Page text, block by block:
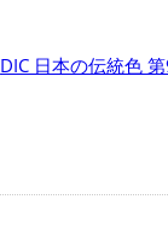
DIC 日本の伝統色